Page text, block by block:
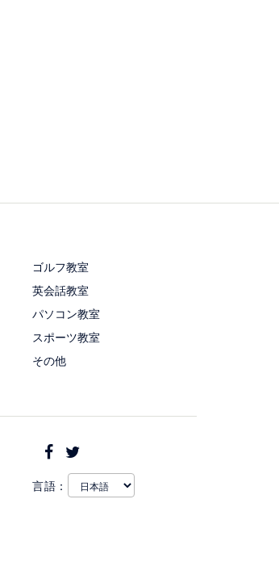
ゴルフ教室
英会話教室
パソコン教室
スポーツ教室
その他
言語：